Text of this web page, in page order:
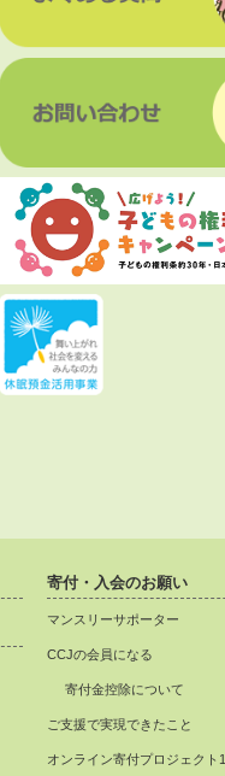
寄付・入会のお願い
マンスリーサポーター
CCJの会員になる
寄付金控除について
ご支援で実現できたこと
オンライン寄付プロジェクト1